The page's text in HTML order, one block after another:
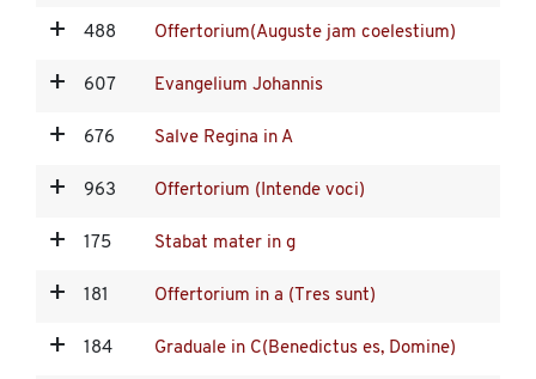
488 Offertorium(Auguste jam coelestium)
607 Evangelium Johannis
676 Salve Regina in A
963 Offertorium (Intende voci)
175 Stabat mater in g
181 Offertorium in a (Tres sunt)
184 Graduale in C(Benedictus es, Domine)